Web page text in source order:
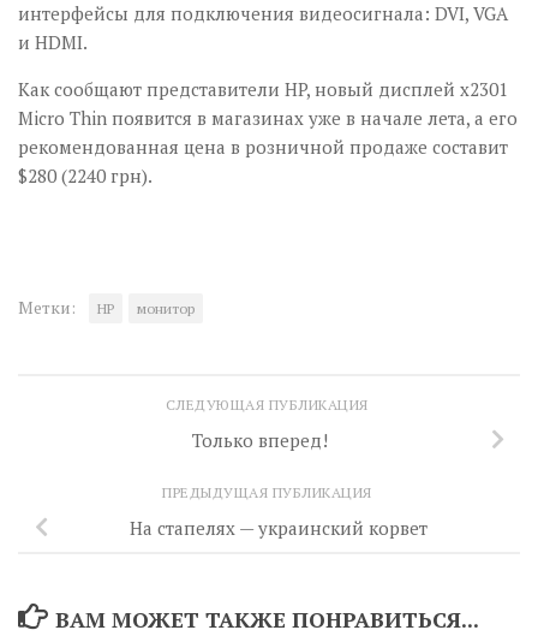
интерфейсы для подключения видеосигнала: DVI, VGA
и HDMI.
Как сообщают представители HP, новый дисплей x2301
Micro Thin появится в магазинах уже в начале лета, а его
рекомендованная цена в розничной продаже составит
$280 (2240 грн).
Метки: HP монитор
СЛЕДУЮЩАЯ ПУБЛИКАЦИЯ
Только вперед!
ПРЕДЫДУЩАЯ ПУБЛИКАЦИЯ
На стапелях — украинский корвет
ВАМ МОЖЕТ ТАКЖЕ ПОНРАВИТЬСЯ...